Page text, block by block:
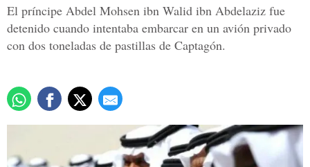
El príncipe Abdel Mohsen ibn Walid ibn Abdelaziz fue
detenido cuando intentaba embarcar en un avión privado
con dos toneladas de pastillas de Captagón.